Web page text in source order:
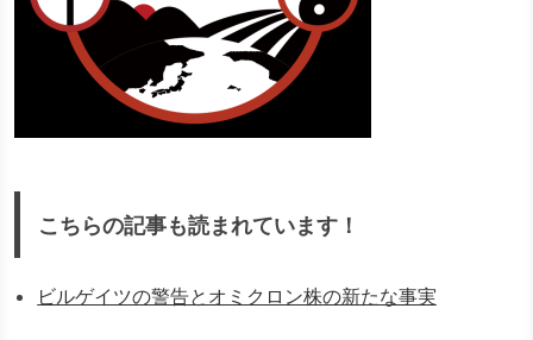
こちらの記事も読まれています！
ビルゲイツの警告とオミクロン株の新たな事実